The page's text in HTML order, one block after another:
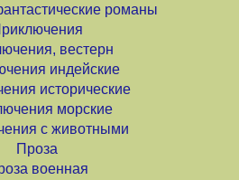
романы
вестерн
индейские
исторические
морские
с животными
Проза
военная